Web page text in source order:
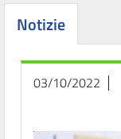
Notizie
03/10/2022